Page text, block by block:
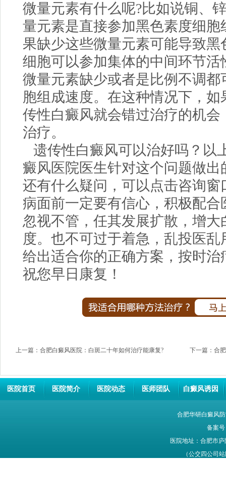
微量元素有什么呢?比如说铜、
量元素是直接参加黑色素度细胞
果缺少这些微量元素可能导致
细胞可以参加集体的中间环节活
微量元素缺少或者是比例不调都
胞组成速度。在这种情况下，
传性白癜风就会错过治疗的机会
治疗。
遗传性白癜风可以治好吗？以
癜风医院医生针对这个问题做
还有什么疑问，可以点击咨询窗
病面前一定要有信心，积极配合
忽视不管，任其发展扩散，增
度。也不可过于着急，乱投医
给出适合你的正确方案，按时治
祝您早日康复！
上一篇： 合肥白癜风医院：白斑二十年如何治疗能康复? 下一篇： 合
医院首页 医院简介 医院动态 医师团队 白癜风诱因
合肥华研白癜风
备案号
医院地址：合肥市
（公交四公司